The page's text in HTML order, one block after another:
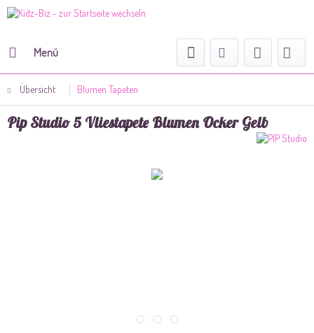
Menü
Übersicht Blumen Tapeten
Pip Studio 5 Vliestapete Blumen Ocker Gelb